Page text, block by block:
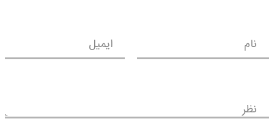
نام ایمیل
نظر